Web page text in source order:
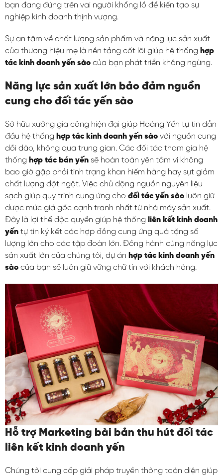
bạn đang đứng trên vai người khổng lồ để kiến tạo sự
nghiệp kinh doanh thịnh vượng.
Sự an tâm về chất lượng sản phẩm và năng lực sản xuất
của thương hiệu mẹ là nền tảng cốt lõi giúp hệ thống hợp
tác kinh doanh yến sào của bạn phát triển không ngừng.
Năng lực sản xuất lớn bảo đảm nguồn
cung cho đối tác yến sào
Sở hữu xưởng gia công hiện đại giúp Hoàng Yến tự tin dẫn
đầu hệ thống hợp tác kinh doanh yến sào với nguồn cung
dồi dào, không qua trung gian. Các đối tác tham gia hệ
thống hợp tác bán yến sẽ hoàn toàn yên tâm vì không
bao giờ gặp phải tình trạng khan hiếm hàng hay sụt giảm
chất lượng đột ngột. Việc chủ động nguồn nguyên liệu
sạch giúp quy trình cung ứng cho đối tác yến sào luôn giữ
được mức giá gốc cạnh tranh nhất từ nhà máy sản xuất.
Đây là lợi thế độc quyền giúp hệ thống liên kết kinh doanh
yến tự tin ký kết các hợp đồng cung ứng quà tặng số
lượng lớn cho các tập đoàn lớn. Đồng hành cùng năng lực
sản xuất lớn của chúng tôi, dự án hợp tác kinh doanh yến
sào của bạn sẽ luôn giữ vững chữ tín với khách hàng.
Hỗ trợ Marketing bài bản thu hút đối tác
liên kết kinh doanh yến
Chúng tôi cung cấp giải pháp truyền thông toàn diện giúp